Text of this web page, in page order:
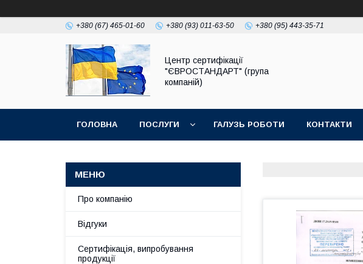
+380 (67) 465-01-60 +380 (93) 011-63-50 +380 (95) 443-35-71
Центр сертифікації
"ЄВРОСТАНДАРТ" (група
компаній)
ГОЛОВНА ПОСЛУГИ ГАЛУЗЬ РОБОТИ КОНТАКТИ
Про компанію
Відгуки
Сертифікація, випробування
продукції